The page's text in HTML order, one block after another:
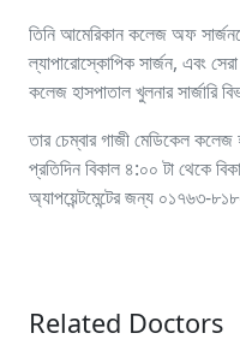
তিনি আমেরিকান কলেজ অফ
ল্যাপারোস্কোপিক সার্জন, এবং
কলেজ হাসপাতাল খুলনার সার্জারি
তার চেম্বার গাজী মেডিকেল কলেজ
প্রতিদিন বিকাল ৪:০০ টা থেকে
অ্যাপয়েন্টমেন্টের জন্য ০১৭৬৩-
Related Doctors